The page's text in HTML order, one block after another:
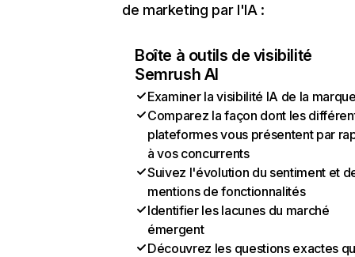
de marketing par l'IA :
Boîte à outils de visibilité
Semrush AI
Examiner la visibilité IA de la
Comparez la façon dont les
plateformes vous présentent par
à vos concurrents
Suivez l'évolution du sentiment et
mentions de fonctionnalités
Identifier les lacunes du marché
émergent
Découvrez les questions exactes